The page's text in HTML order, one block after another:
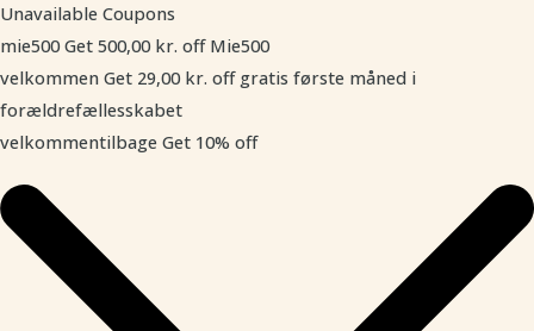
Unavailable Coupons
mie500 Get 500,00 kr. off Mie500
velkommen Get 29,00 kr. off gratis første måned i
forældrefællesskabet
velkommentilbage Get 10% off